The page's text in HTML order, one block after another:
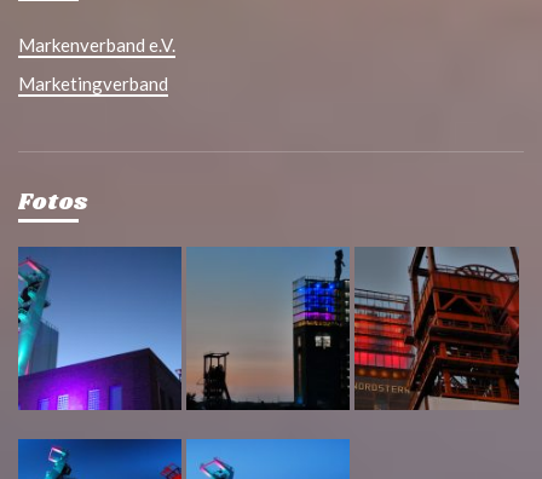
Markenverband e.V.
Marketingverband
Fotos